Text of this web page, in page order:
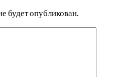
будет опубликован.